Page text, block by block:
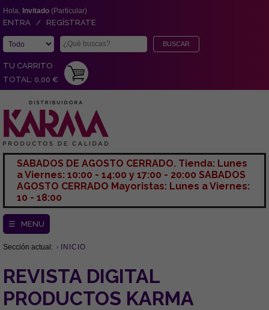
Hola, Invitado (Particular)
ENTRA / REGÍSTRATE
TU CARRITO
TOTAL: 0,00 €
SABADOS DE AGOSTO CERRADO. Tienda: Lunes
a Viernes: 10:00 - 14:00 y 17:00 - 20:00 SABADOS
AGOSTO CERRADO Mayoristas: Lunes a Viernes:
10 - 18:00
☰ MENU
Sección actual: INICIO
REVISTA DIGITAL
PRODUCTOS KARMA